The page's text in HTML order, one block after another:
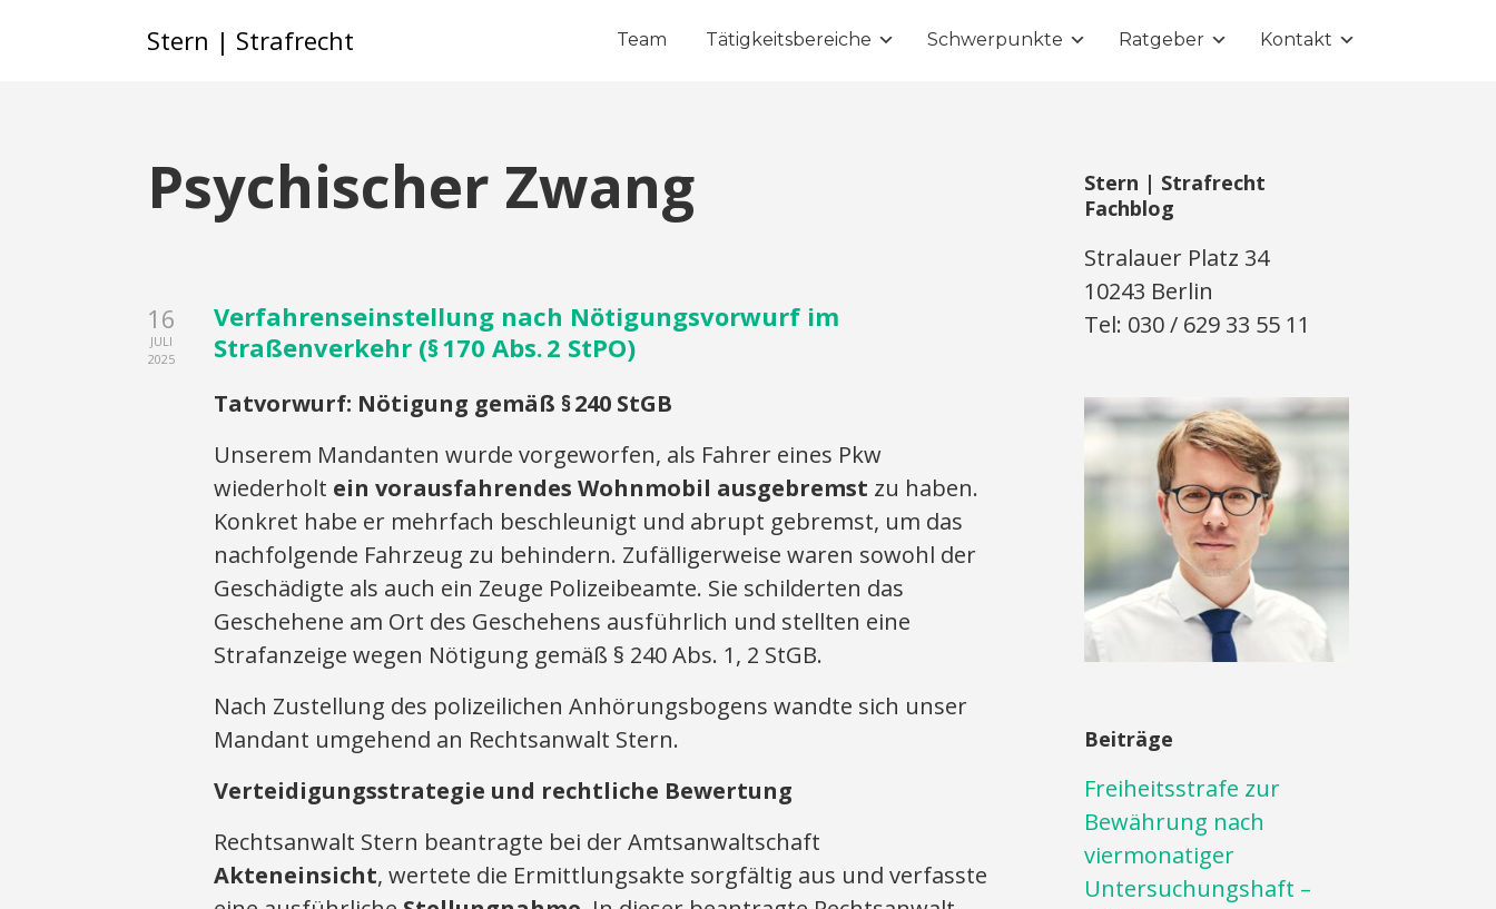
Stern | Strafrecht Team Tätigkeitsbereiche Schwerpunkte Ratgeber Kontakt
Psychischer Zwang
16
JULI
2025
Verfahrenseinstellung nach Nötigungsvorwurf im
Straßenverkehr (§ 170 Abs. 2 StPO)
Tatvorwurf: Nötigung gemäß §240 StGB
Unserem Mandanten wurde vorgeworfen, als Fahrer eines Pkw
wiederholt ein vorausfahrendes Wohnmobil ausgebremst zu haben.
Konkret habe er mehrfach beschleunigt und abrupt gebremst, um das
nachfolgende Fahrzeug zu behindern. Zufälligerweise waren sowohl der
Geschädigte als auch ein Zeuge Polizeibeamte. Sie schilderten das
Geschehene am Ort des Geschehens ausführlich und stellten eine
Strafanzeige wegen Nötigung gemäß § 240 Abs. 1, 2 StGB.
Nach Zustellung des polizeilichen Anhörungsbogens wandte sich unser
Mandant umgehend an Rechtsanwalt Stern.
Verteidigungsstrategie und rechtliche Bewertung
Rechtsanwalt Stern beantragte bei der Amtsanwaltschaft
Akteneinsicht, wertete die Ermittlungsakte sorgfältig aus und verfasste
Stern | Strafrecht
Fachblog
Stralauer Platz 34
10243 Berlin
Tel: 030 / 629 33 55 11
Beiträge
Freiheitsstrafe zur
Bewährung nach
viermonatiger
Untersuchungshaft –